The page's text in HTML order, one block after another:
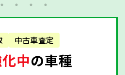
中古車査定
中の車種